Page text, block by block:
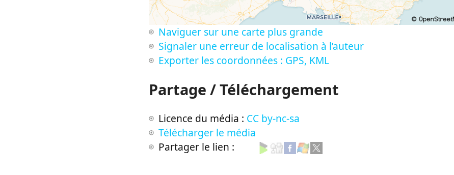
Naviguer sur une carte plus grande
Signaler une erreur de localisation à l’auteur
Exporter les coordonnées : GPS, KML
Partage / Téléchargement
Licence du média : CC by-nc-sa
Télécharger le média
Partager le lien :